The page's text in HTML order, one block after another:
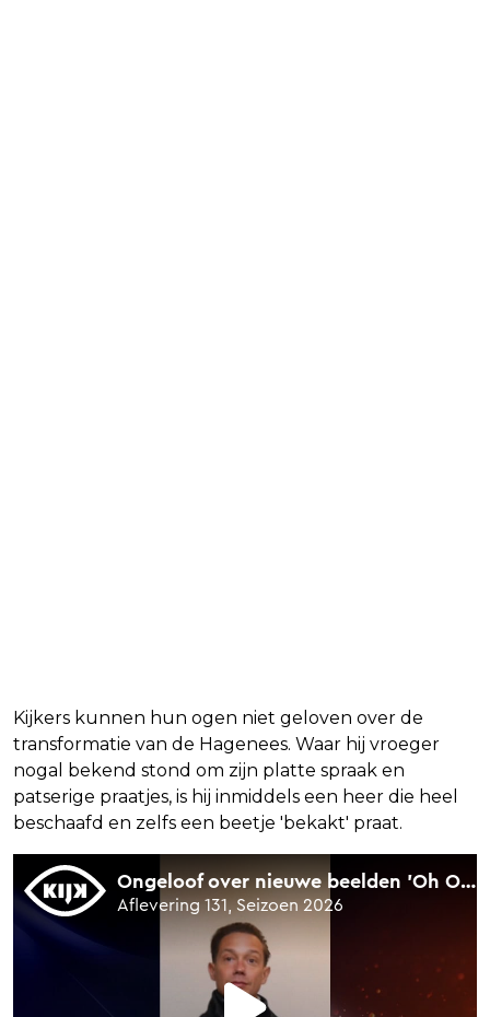
Kijkers kunnen hun ogen niet geloven over de
transformatie van de Hagenees. Waar hij vroeger
nogal bekend stond om zijn platte spraak en
patserige praatjes, is hij inmiddels een heer die heel
beschaafd en zelfs een beetje 'bekakt' praat.